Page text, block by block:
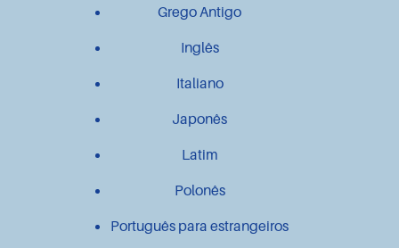
Grego Antigo
Inglês
Italiano
Japonês
Latim
Polonês
Português para estrangeiros